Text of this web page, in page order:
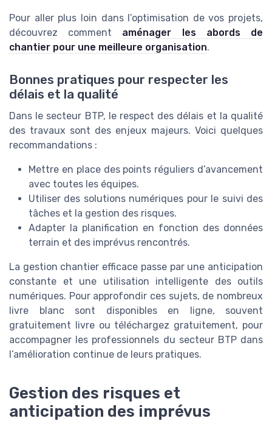
Pour aller plus loin dans l’optimisation de vos projets,
découvrez comment aménager les abords de
chantier pour une meilleure organisation.
Bonnes pratiques pour respecter les
délais et la qualité
Dans le secteur BTP, le respect des délais et la qualité
des travaux sont des enjeux majeurs. Voici quelques
recommandations :
Mettre en place des points réguliers d’avancement
avec toutes les équipes.
Utiliser des solutions numériques pour le suivi des
tâches et la gestion des risques.
Adapter la planification en fonction des données
terrain et des imprévus rencontrés.
La gestion chantier efficace passe par une anticipation
constante et une utilisation intelligente des outils
numériques. Pour approfondir ces sujets, de nombreux
livre blanc sont disponibles en ligne, souvent
gratuitement livre ou téléchargez gratuitement, pour
accompagner les professionnels du secteur BTP dans
l’amélioration continue de leurs pratiques.
Gestion des risques et
anticipation des imprévus